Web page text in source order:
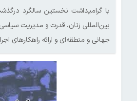
با گرامیداشت نخستین سالگرد
بین‌المللی زنان، قدرت و مدیریت
جهانی و منطقه‌ای و ارائه راهکارهای